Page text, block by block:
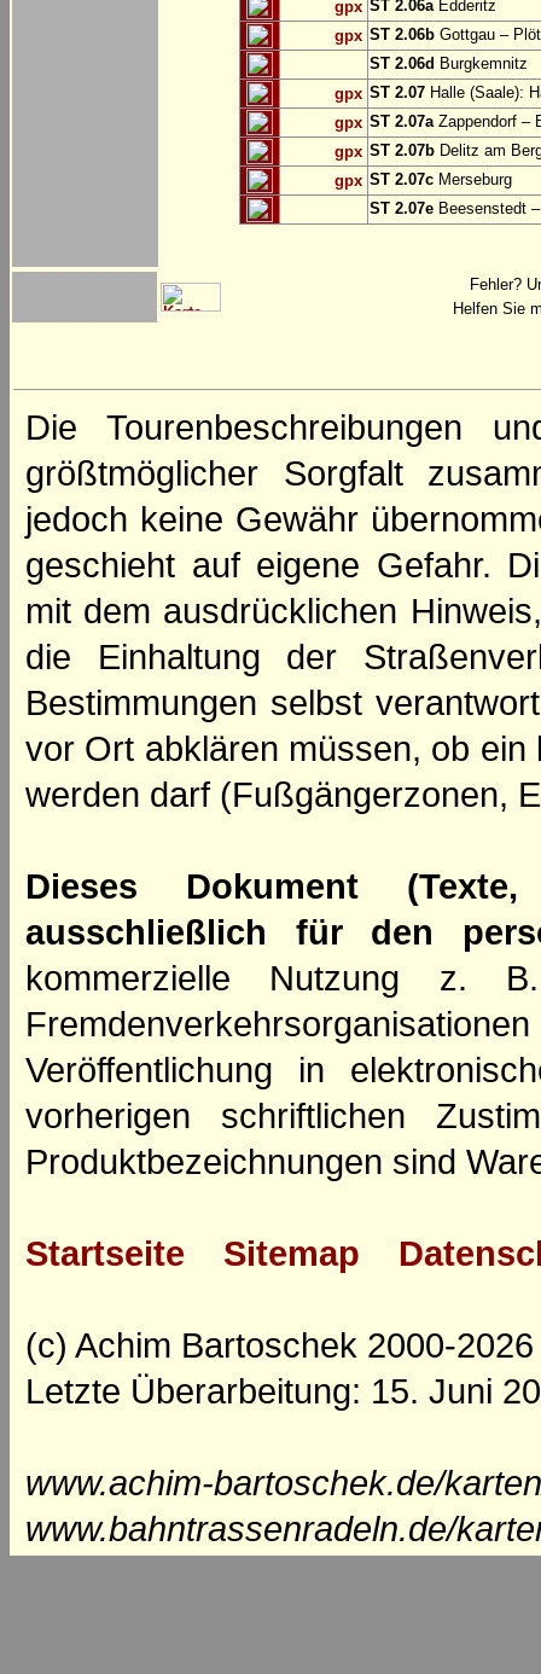
gpx ST 2.06aEdderitz
gpx ST 2.06b Gottgau –
ST 2.06d Burgkemnitz
gpx ST 2.07 Halle (Saale):
gpx ST 2.07aZappendorf –
gpx ST 2.07b Delitz am
gpx ST 2.07c Merseburg
ST 2.07e Beesenstedt
Fehler?
Helfen Sie
Die Tourenbeschreibungen
größtmöglicher Sorgfalt
jedoch keine Gewähr
geschieht auf eigene Gefahr.
mit dem ausdrücklichen
die Einhaltung der
Bestimmungen selbst
vor Ort abklären müssen, ob
werden darf (Fußgängerzonen,
Dieses Dokument
ausschließlich für den
kommerzielle Nutzung z.
Veröffentlichung in
vorherigen schriftlichen
Produktbezeichnungen sind
Startseite Sitemap
(c) Achim Bartoschek 2000-2026
Letzte Überarbeitung: 15. Juni
www.achim-bartoschek.de/
www.bahntrassenradeln.de/